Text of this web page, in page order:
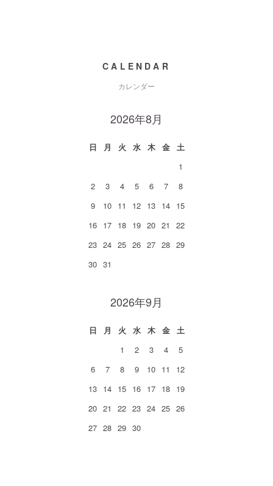
CALENDAR
カレンダー
2026年8月
日 月 火 水 木 金
土
1
2
3 4 5 6 7
8
9
10 11 12 13 14 15
16 17 18 19 20 21
22
23 24 25 26 27 28 29
30 31
2026年9月
日 月 火 水 木 金
土
1
2 3 4
5
6
7 8 9 10 11
12
13 14 15 16 17 18 19
20 21 22 23 24 25 26
27 28 29 30